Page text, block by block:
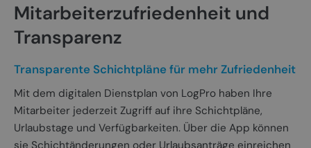
Mitarbeiterzufriedenheit und
Transparenz
Transparente Schichtpläne für mehr Zufriedenheit
Mit dem digitalen Dienstplan von LogPro haben Ihre
Mitarbeiter jederzeit Zugriff auf ihre Schichtpläne,
Urlaubstage und Verfügbarkeiten. Über die App können